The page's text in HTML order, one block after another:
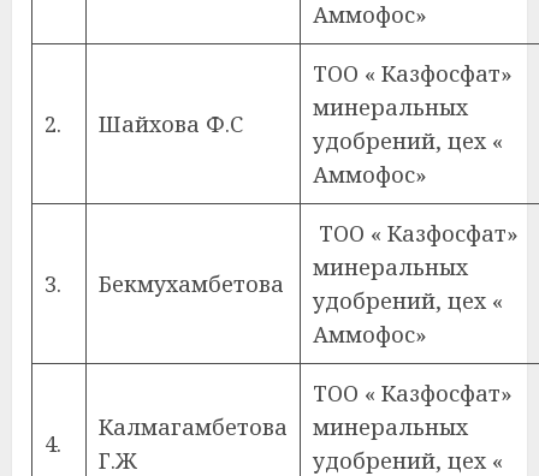
Аммофос»
2. Шайхова Ф.С
ТОО « Казфосфат»
минеральных
удобрений, цех «
Аммофос»
3. Бекмухамбетова
ТОО « Казфосфат»
минеральных
удобрений, цех «
Аммофос»
4.
Калмагамбетова
Г.Ж
ТОО « Казфосфат»
минеральных
удобрений, цех «